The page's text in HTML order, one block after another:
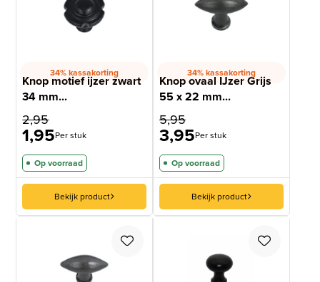
34% kassakorting
Knop motief ijzer zwart
34 mm...
2,95
1,95Per stuk
Op voorraad
Bekijk product
34% kassakorting
Knop ovaal IJzer Grijs
55 x 22 mm...
5,95
3,95Per stuk
Op voorraad
Bekijk product